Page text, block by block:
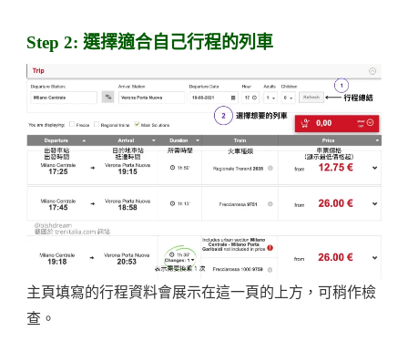
Step 2: 選擇適合自己行程的列車
主頁填寫的行程資料會展示在這一頁的上方，可稍作檢
查。